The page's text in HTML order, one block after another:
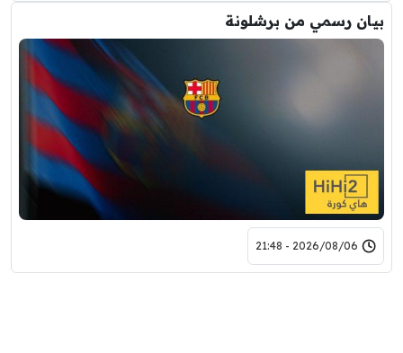
بيان رسمي من برشلونة
2026/08/06 - 21:48